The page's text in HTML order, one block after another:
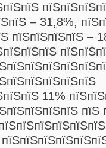
– 31,8%,
пїЅпїЅпїЅпїЅ –
11%
пїЅ